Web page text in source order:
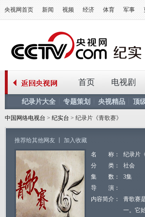
央视网首页 新闻 视频 经济 体育 军事
首页 电视剧
纪录片大全 专题策划 央视精品 顶
中国网络电视台 > 纪实台 > 纪录片《青歌赛》
推荐给其他网友 加入收藏
名 称：
纪录片
分 类：
社会
集 数：
3集
导 演：
内容简介：
青歌赛
一。它